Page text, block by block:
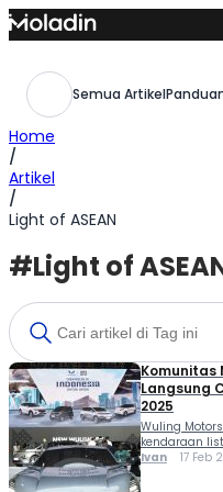
Skip
to
Semua Artikel
Home
/
Artikel
/
Light of ASEAN
#Light of
Komunitas
Langsung
2025
Wuling
kendaraan
ajang IIMS
Ivan 17 Feb